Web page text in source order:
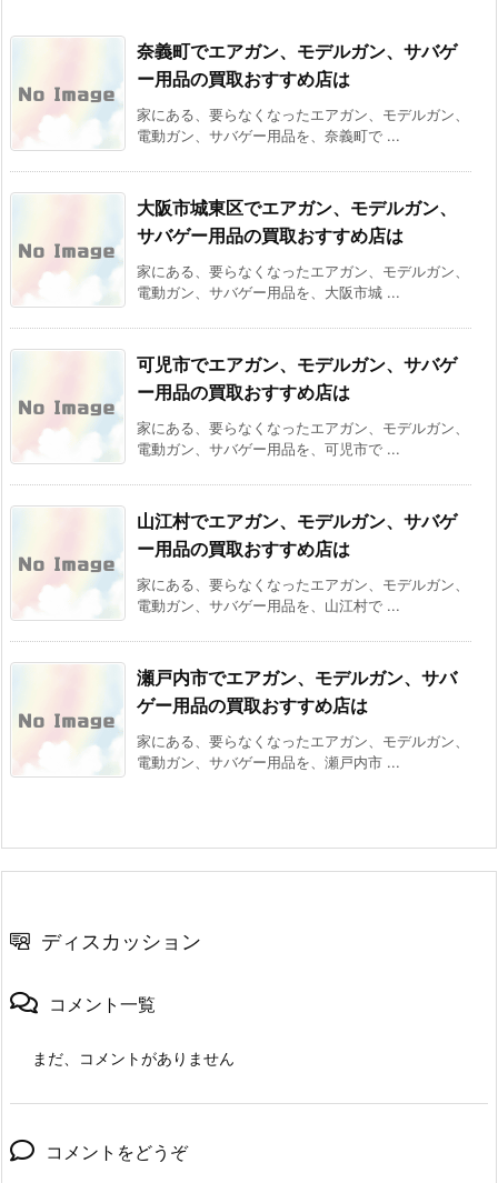
奈義町でエアガン、モデルガン、サバゲ
ー用品の買取おすすめ店は
家にある、要らなくなったエアガン、モデルガン、
電動ガン、サバゲー用品を、奈義町で ...
大阪市城東区でエアガン、モデルガン、
サバゲー用品の買取おすすめ店は
家にある、要らなくなったエアガン、モデルガン、
電動ガン、サバゲー用品を、大阪市城 ...
可児市でエアガン、モデルガン、サバゲ
ー用品の買取おすすめ店は
家にある、要らなくなったエアガン、モデルガン、
電動ガン、サバゲー用品を、可児市で ...
山江村でエアガン、モデルガン、サバゲ
ー用品の買取おすすめ店は
家にある、要らなくなったエアガン、モデルガン、
電動ガン、サバゲー用品を、山江村で ...
瀬戸内市でエアガン、モデルガン、サバ
ゲー用品の買取おすすめ店は
家にある、要らなくなったエアガン、モデルガン、
電動ガン、サバゲー用品を、瀬戸内市 ...
ディスカッション
コメント一覧
まだ、コメントがありません
コメントをどうぞ